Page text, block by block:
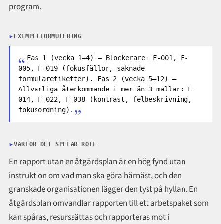
program.
EXEMPELFORMULERING
Fas 1 (vecka 1–4) — Blockerare: F-001, F-
005, F-019 (fokusfällor, saknade
formuläretiketter). Fas 2 (vecka 5–12) —
Allvarliga återkommande i mer än 3 mallar: F-
014, F-022, F-038 (kontrast, felbeskrivning,
fokusordning).
VARFÖR DET SPELAR ROLL
En rapport utan en åtgärdsplan är en hög fynd utan
instruktion om vad man ska göra härnäst, och den
granskade organisationen lägger den tyst på hyllan. En
åtgärdsplan omvandlar rapporten till ett arbetspaket som
kan spåras, resurssättas och rapporteras mot i